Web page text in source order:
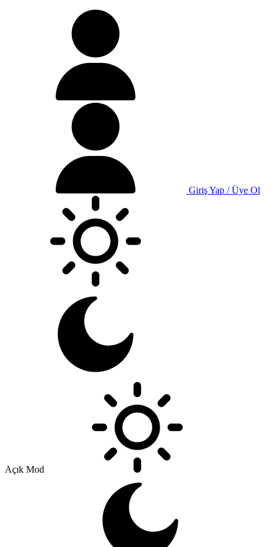
Giriş Yap / Üye Ol
Açık Mod